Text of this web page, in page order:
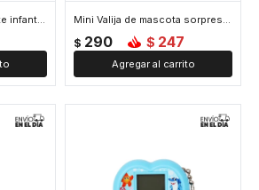
Mini Alcancía caja fuerte infantil - Celeste Mini Valija de mascota sorpresa - Celeste
$ 290 $ 247